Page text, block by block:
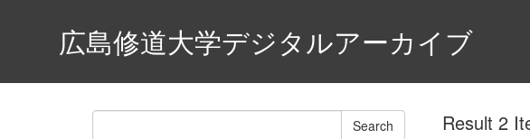
広島修道大学デジタルアーカイブ
Result 2